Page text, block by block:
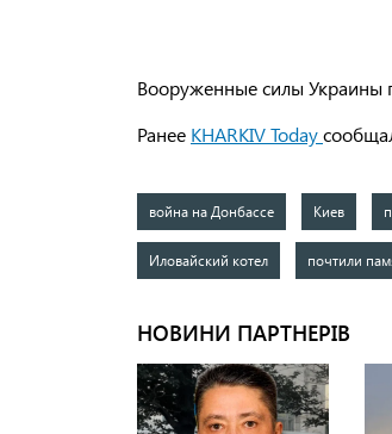
Вооруженные силы Украины
Ранее KHARKIV Today
война на Донбассе Киев
Иловайский котел почтили